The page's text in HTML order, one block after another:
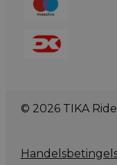
© 2026 TIKA